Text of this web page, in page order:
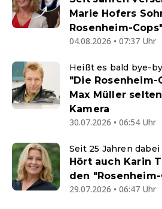
Marie Hofers
Rosenheim-
04.08.2026 • 07:37 Uhr
Heißt es bald bye-
"Die Rosenheim-
Max Müller
Kamera
30.07.2026 • 06:54 Uhr
Seit 25 Jahren dabei
Hört auch Karin
den
29.07.2026 • 06:47 Uhr